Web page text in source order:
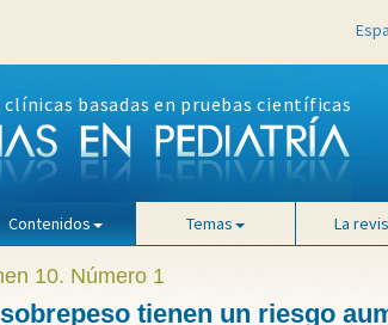
clínicas basadas en pruebas científicas
Contenidos Temas La
10. Número 1
tienen un riesgo